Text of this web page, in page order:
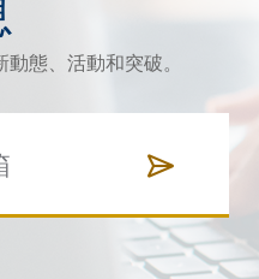
態、活動和突破。